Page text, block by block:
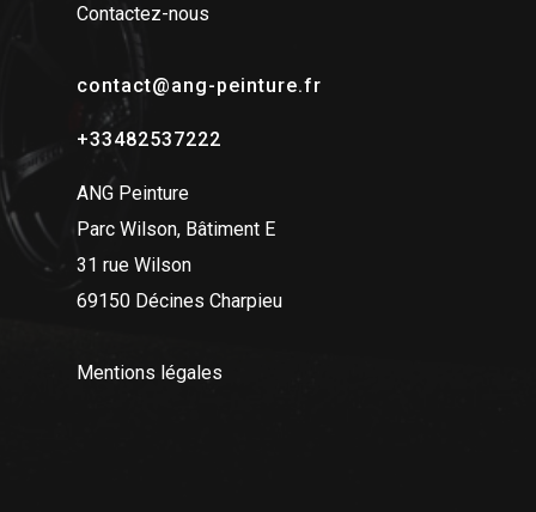
Contactez-nous
contact@ang-peinture.fr
+33482537222
ANG Peinture
Parc Wilson, Bâtiment E
31 rue Wilson
69150 Décines Charpieu
Mentions légales